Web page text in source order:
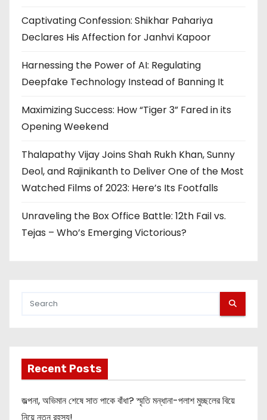
Captivating Confession: Shikhar Pahariya
Declares His Affection for Janhvi Kapoor
Harnessing the Power of AI: Regulating
Deepfake Technology Instead of Banning It
Maximizing Success: How “Tiger 3” Fared in its
Opening Weekend
Thalapathy Vijay Joins Shah Rukh Khan, Sunny
Deol, and Rajinikanth to Deliver One of the Most
Watched Films of 2023: Here’s Its Footfalls
Unraveling the Box Office Battle: 12th Fail vs.
Tejas – Who’s Emerging Victorious?
Recent Posts
জল্পনা, অভিমান শেষে সাত পাকে বাঁধা? স্মৃতি মন্ধানা-পলাশ মুচ্ছলের বিয়ে
নিয়ে নতুন রহস্য!